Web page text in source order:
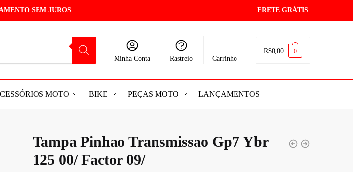
SEM JUROS FRETE GRÁTIS
Minha Conta Rastreio Carrinho
R$0,00 0
MOTO BIKE PEÇAS MOTO LANÇAMENTOS
Tampa Pinhao Transmissao Gp7 Ybr
125 00/ Factor 09/